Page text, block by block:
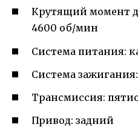
Крутящий момент
4600 об/мин
Система питания:
Система
Трансмиссия:
Привод: задний